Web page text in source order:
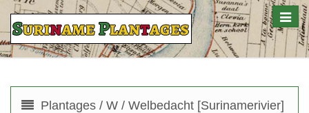
Toggle
Plantages / W / Welbedacht [Surinamerivier]